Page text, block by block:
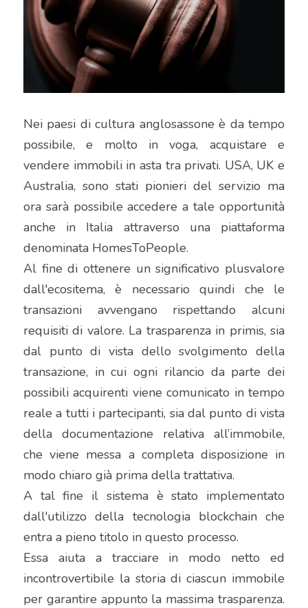
Nei paesi di cultura anglosassone è da tempo
possibile, e molto in voga, acquistare e
vendere immobili in asta tra privati. USA, UK e
Australia, sono stati pionieri del servizio ma
ora sarà possibile accedere a tale opportunità
anche in Italia attraverso una piattaforma
denominata HomesToPeople.
Al fine di ottenere un significativo plusvalore
dall'ecositema, è necessario quindi che le
transazioni avvengano rispettando alcuni
requisiti di valore. La trasparenza in primis, sia
dal punto di vista dello svolgimento della
transazione, in cui ogni rilancio da parte dei
possibili acquirenti viene comunicato in tempo
reale a tutti i partecipanti, sia dal punto di vista
della documentazione relativa all’immobile,
che viene messa a completa disposizione in
modo chiaro già prima della trattativa.
A tal fine il sistema è stato implementato
dall'utilizzo della tecnologia blockchain che
entra a pieno titolo in questo processo.
Essa aiuta a tracciare in modo netto ed
incontrovertibile la storia di ciascun immobile
per garantire appunto la massima trasparenza.